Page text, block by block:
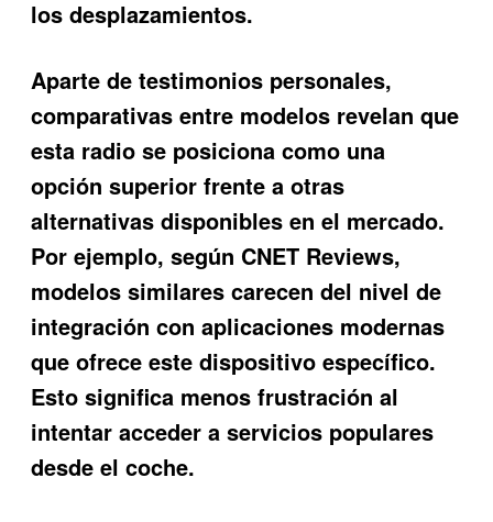
los desplazamientos.
Aparte de testimonios personales,
comparativas entre modelos revelan que
esta radio se posiciona como una
opción superior frente a otras
alternativas disponibles en el mercado.
Por ejemplo, según CNET Reviews,
modelos similares carecen del nivel de
integración con aplicaciones modernas
que ofrece este dispositivo específico.
Esto significa menos frustración al
intentar acceder a servicios populares
desde el coche.